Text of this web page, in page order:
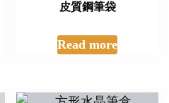
皮質鋼筆袋
Read more